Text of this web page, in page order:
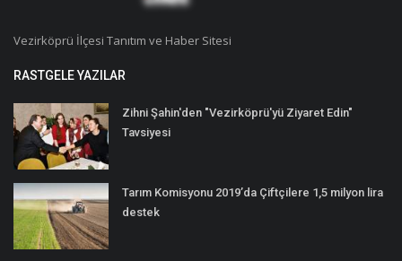
Vezirköprü İlçesi Tanıtım ve Haber Sitesi
RASTGELE YAZILAR
Zihni Şahin'den "Vezirköprü'yü Ziyaret Edin"
Tavsiyesi
Tarım Komisyonu 2019’da Çiftçilere 1,5 milyon lira
destek